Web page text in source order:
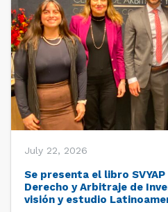
July 22, 2026
Se presenta el libro
Derecho y Arbitraje de
visión y estudio